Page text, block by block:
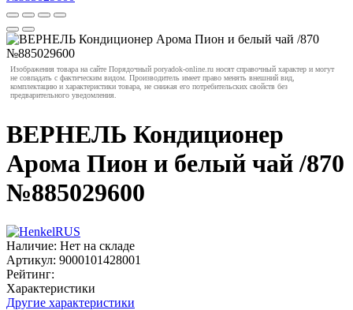
Изображения товара на сайте Порядочный poryadok-online.ru носят справочный характер и могут
не совпадать с фактическим видом. Производитель имеет право менять внешний вид,
комплектацию и характеристики товара, не снижая его потребительских свойств без
предварительного уведомления.
ВЕРНЕЛЬ Кондиционер
Арома Пион и белый чай /870
№885029600
Наличие: Нет на складе
Артикул: 9000101428001
Рейтинг:
Характеристики
Другие характеристики